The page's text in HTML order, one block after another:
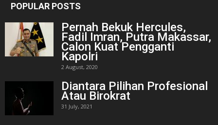
POPULAR POSTS
Pernah Bekuk Hercules,
Fadil Imran, Putra Makassar,
Calon Kuat Pengganti
Kapolri
2 August, 2020
Diantara Pilihan Profesional
Atau Birokrat
31 July, 2021